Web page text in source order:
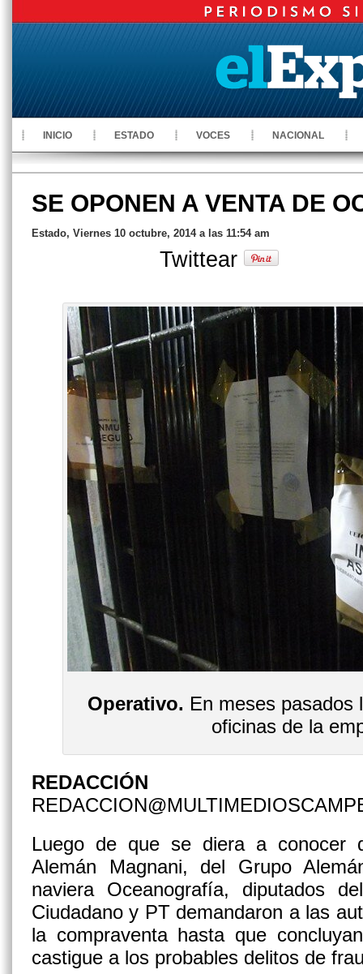
INICIO ESTADO VOCES NACIONAL
SE OPONEN A VENTA DE
Estado, Viernes 10 octubre, 2014 a las 11:54 am
Twittear
Operativo. En meses pasados
oficinas de la
REDACCIÓN
Luego de que se diera a conocer
Alemán Magnani, del Grupo
naviera Oceanografía, diputados
Ciudadano y PT demandaron a las
la compraventa hasta que
castigue a los probables delitos de